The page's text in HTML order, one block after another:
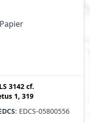
3142 cf.
1, 319
: EDCS-05800556